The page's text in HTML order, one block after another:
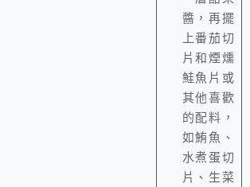
醬，再擺
上番茄切
片和煙燻
鮭魚片或
其他喜歡
的配料，
如鮪魚、
水煮蛋切
片、生菜